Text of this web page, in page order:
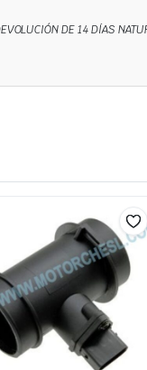
DE 14 DÍAS